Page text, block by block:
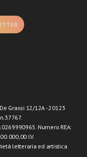
Grassi 12/12A - 20123
Numero REA:
I.V.
letteraria ed artistica